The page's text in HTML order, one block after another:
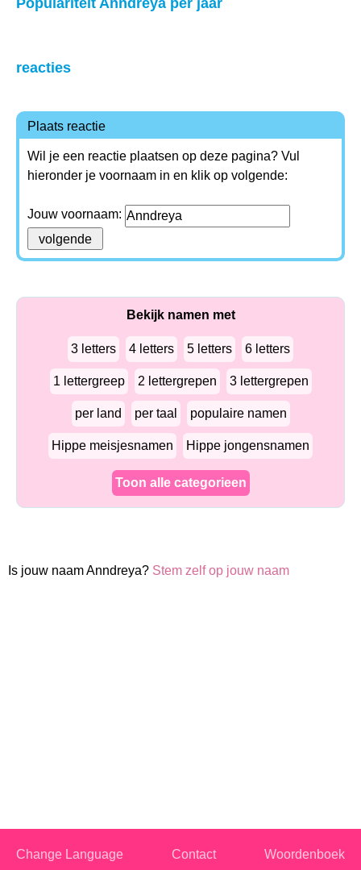
Populariteit Anndreya per jaar
reacties
Plaats reactie
Wil je een reactie plaatsen op deze pagina? Vul
hieronder je voornaam in en klik op volgende:
Jouw voornaam:
Bekijk namen met
3 letters 4 letters 5 letters 6 letters
1 lettergreep 2 lettergrepen 3 lettergrepen
per land per taal populaire namen
Hippe meisjesnamen Hippe jongensnamen
Toon alle categorieen
Is jouw naam Anndreya? Stem zelf op jouw naam
Change Language Contact Woordenboek